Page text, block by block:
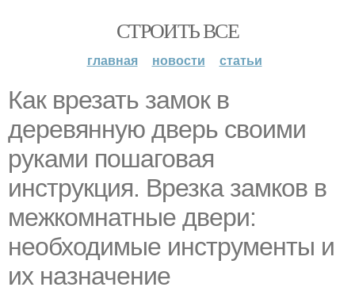
СТРОИТЬ ВСЕ
главная новости статьи
Как врезать замок в
деревянную дверь своими
руками пошаговая
инструкция. Врезка замков в
межкомнатные двери:
необходимые инструменты и
их назначение